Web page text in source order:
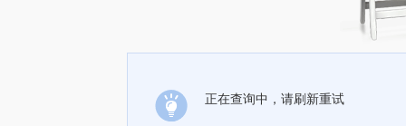
正在查询中，请刷新重试